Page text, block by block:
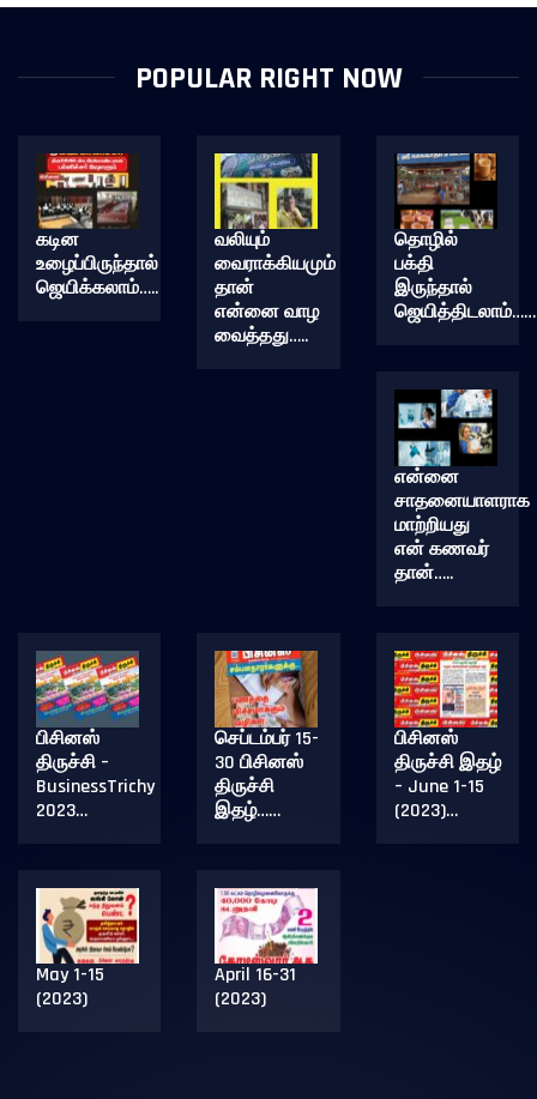
POPULAR RIGHT NOW
கடின
உழைப்பிருந்தால்
ஜெயிக்கலாம்…..
வலியும்
வைராக்கியமும்
தான்
என்னை வாழ
வைத்தது…..
தொழில்
பக்தி
இருந்தால்
என்னை
சாதனையாளராக
மாற்றியது
என் கணவர்
தான்…..
பிசினஸ்
திருச்சி –
BusinessTrichy
2023…
செப்டம்பர் 15-
30 பிசினஸ்
திருச்சி
இதழ்……
பிசினஸ்
திருச்சி இதழ்
– June 1-15
(2023)…
May 1-15
(2023)
April 16-31
(2023)